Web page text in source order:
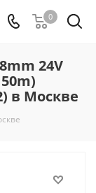
0
24V
в Москве